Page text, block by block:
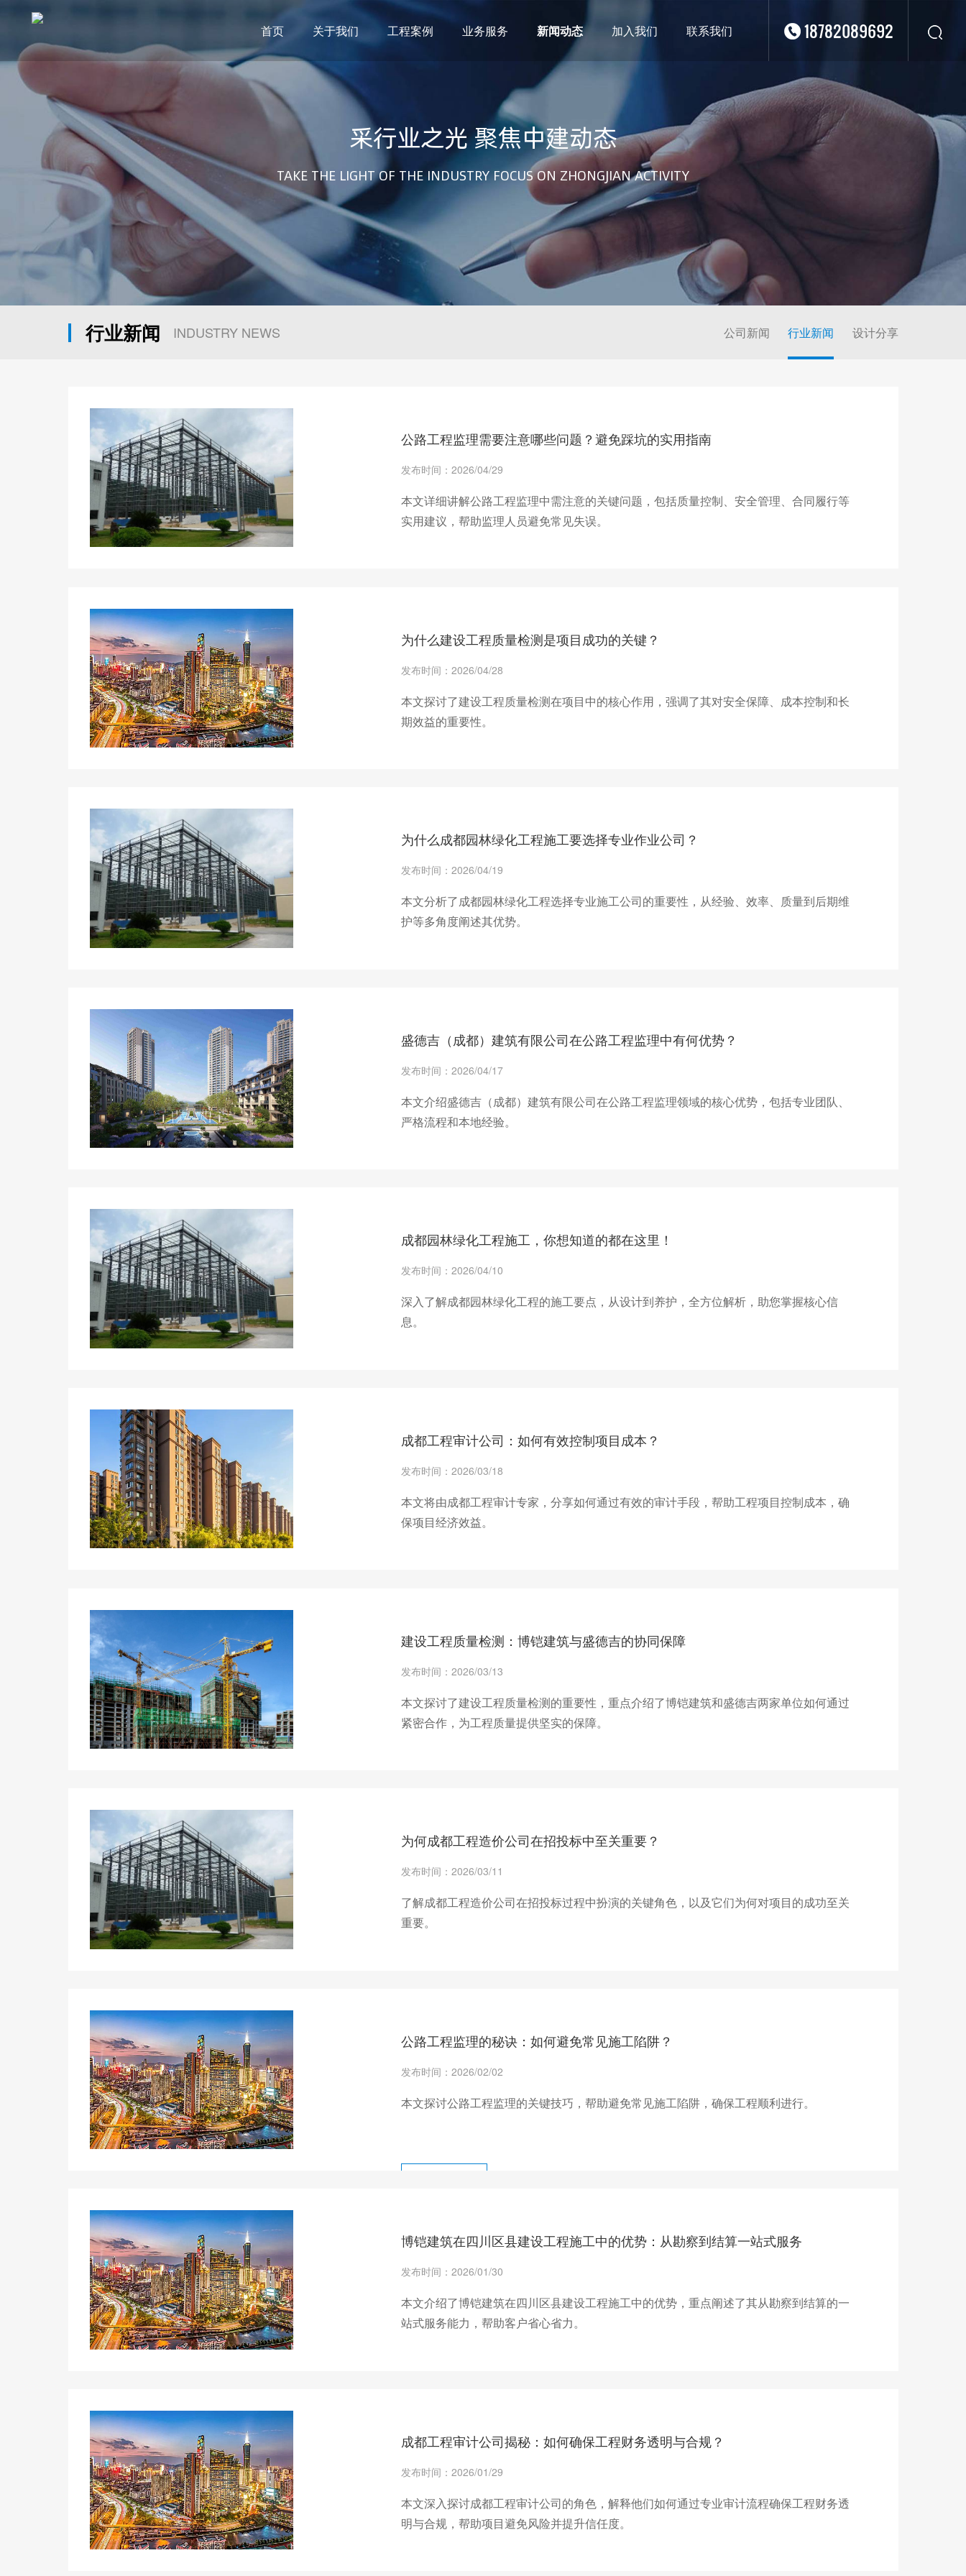
首页 关于我们 工程案例
市政设计
农林设计
勘察资质
水利设计
风景园林
城乡规划
工程测绘
工程咨询
华南
华中
西南
西北
东南
业务服务 新闻动态 加入我们 联系我们 18782089692
采行业之光 聚焦中建动态
TAKE THE LIGHT OF THE INDUSTRY FOCUS ON ZHONGJIAN ACTIVITY
行业新闻 INDUSTRY NEWS 公司新闻 行业新闻 设计分享
公路工程监理需要注意哪些问题？避免踩坑的实用指南
发布时间：2026/04/29
本文详细讲解公路工程监理中需注意的关键问题，包括质量控制、安全管理、合同履行等
实用建议，帮助监理人员避免常见失误。
为什么建设工程质量检测是项目成功的关键？
发布时间：2026/04/28
本文探讨了建设工程质量检测在项目中的核心作用，强调了其对安全保障、成本控制和长
期效益的重要性。
为什么成都园林绿化工程施工要选择专业作业公司？
发布时间：2026/04/19
本文分析了成都园林绿化工程选择专业施工公司的重要性，从经验、效率、质量到后期维
护等多角度阐述其优势。
盛德吉（成都）建筑有限公司在公路工程监理中有何优势？
发布时间：2026/04/17
本文介绍盛德吉（成都）建筑有限公司在公路工程监理领域的核心优势，包括专业团队、
严格流程和本地经验。
成都园林绿化工程施工，你想知道的都在这里！
发布时间：2026/04/10
深入了解成都园林绿化工程的施工要点，从设计到养护，全方位解析，助您掌握核心信
息。
成都工程审计公司：如何有效控制项目成本？
发布时间：2026/03/18
本文将由成都工程审计专家，分享如何通过有效的审计手段，帮助工程项目控制成本，确
保项目经济效益。
建设工程质量检测：博铠建筑与盛德吉的协同保障
发布时间：2026/03/13
本文探讨了建设工程质量检测的重要性，重点介绍了博铠建筑和盛德吉两家单位如何通过
紧密合作，为工程质量提供坚实的保障。
为何成都工程造价公司在招投标中至关重要？
发布时间：2026/03/11
了解成都工程造价公司在招投标过程中扮演的关键角色，以及它们为何对项目的成功至关
重要。
公路工程监理的秘诀：如何避免常见施工陷阱？
发布时间：2026/02/02
本文探讨公路工程监理的关键技巧，帮助避免常见施工陷阱，确保工程顺利进行。
博铠建筑在四川区县建设工程施工中的优势：从勘察到结算一站式服务
发布时间：2026/01/30
本文介绍了博铠建筑在四川区县建设工程施工中的优势，重点阐述了其从勘察到结算的一
站式服务能力，帮助客户省心省力。
成都工程审计公司揭秘：如何确保工程财务透明与合规？
发布时间：2026/01/29
本文深入探讨成都工程审计公司的角色，解释他们如何通过专业审计流程确保工程财务透
明与合规，帮助项目避免风险并提升信任度。